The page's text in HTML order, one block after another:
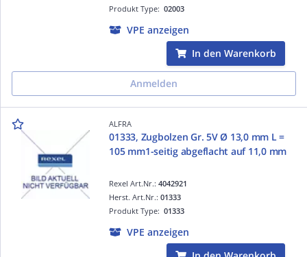
Produkt Type:02003
VPE anzeigen
In den Warenkorb
Anmelden
ALFRA
01333, Zugbolzen Gr. 5V Ø 13,0 mm L =
105 mm1-seitig abgeflacht auf 11,0 mm
Rexel Art.Nr.:4042921
Produkt Type:01333
Herst. Art.Nr.:01333
VPE anzeigen